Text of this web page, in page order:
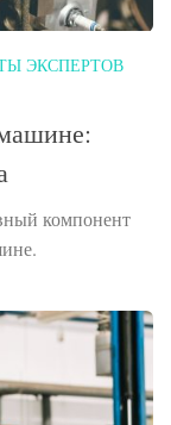
ЭКСПЕРТОВ
компонент